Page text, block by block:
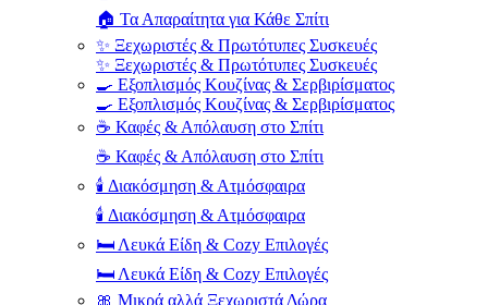
🏠 Τα Απαραίτητα για Κάθε Σπίτι
✨ Ξεχωριστές & Πρωτότυπες Συσκευές
✨ Ξεχωριστές & Πρωτότυπες Συσκευές
🍳 Εξοπλισμός Κουζίνας & Σερβιρίσματος
🍳 Εξοπλισμός Κουζίνας & Σερβιρίσματος
☕ Καφές & Απόλαυση στο Σπίτι
☕ Καφές & Απόλαυση στο Σπίτι
🕯️ Διακόσμηση & Ατμόσφαιρα
🕯️ Διακόσμηση & Ατμόσφαιρα
🛏️ Λευκά Είδη & Cozy Επιλογές
🛏️ Λευκά Είδη & Cozy Επιλογές
🎀 Μικρά αλλά Ξεχωριστά Δώρα